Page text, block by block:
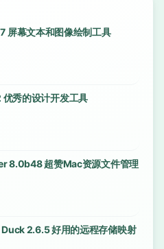
屏幕文本和图像绘制工具
秀的设计开发工具
8.0b48 超赞Mac资源文件管理
2.6.5 好用的远程存储映射